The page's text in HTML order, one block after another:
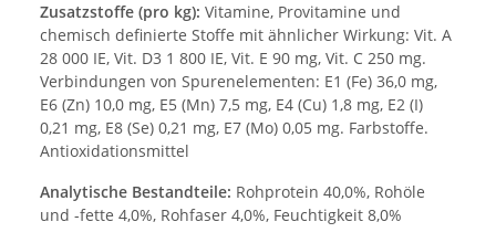
Zusatzstoffe (pro kg): Vitamine, Provitamine und
chemisch definierte Stoffe mit ähnlicher Wirkung: Vit. A
28 000 IE, Vit. D3 1 800 IE, Vit. E 90 mg, Vit. C 250 mg.
Verbindungen von Spurenelementen: E1 (Fe) 36,0 mg,
E6 (Zn) 10,0 mg, E5 (Mn) 7,5 mg, E4 (Cu) 1,8 mg, E2 (I)
0,21 mg, E8 (Se) 0,21 mg, E7 (Mo) 0,05 mg. Farbstoffe.
Antioxidationsmittel
Analytische Bestandteile: Rohprotein 40,0%, Rohöle
und -fette 4,0%, Rohfaser 4,0%, Feuchtigkeit 8,0%